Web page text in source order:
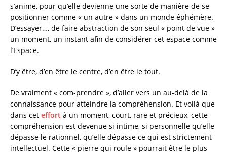
s’anime, pour qu’elle devienne une sorte de manière de se
positionner comme « un autre » dans un monde éphémère.
D’essayer…, de faire abstraction de son seul « point de vue »
un moment, un instant afin de considérer cet espace comme
l’Espace.
D’y être, d’en être le centre, d’en être le tout.
De vraiment « com-prendre », d’aller vers un au-delà de la
connaissance pour atteindre la compréhension. Et voilà que
dans cet effort à un moment, court, rare et précieux, cette
compréhension est devenue si intime, si personnelle qu’elle
dépasse le rationnel, qu’elle dépasse ce qui est strictement
intellectuel. Cette « pierre qui roule » pourrait être le plus